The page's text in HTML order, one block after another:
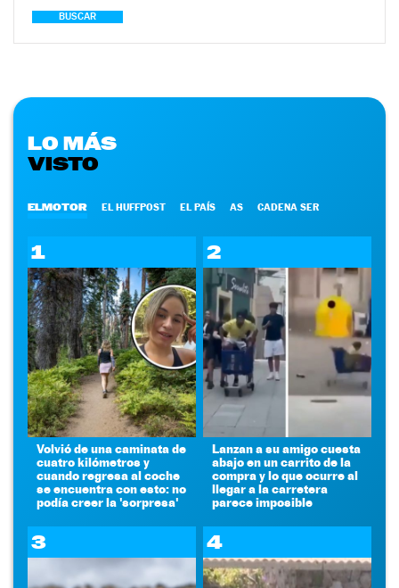
BUSCAR
LO MÁS
VISTO
ELMOTOR EL HUFFPOST EL PAÍS AS CADENA SER
1
Volvió de una caminata de
cuatro kilómetros y
cuando regresa al coche
se encuentra con esto: no
podía creer la 'sorpresa'
2
Lanzan a su amigo cuesta
abajo en un carrito de la
compra y lo que ocurre al
llegar a la carretera
parece imposible
3 4